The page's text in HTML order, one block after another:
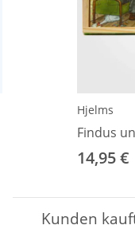
Hjelms
Findus
14,95 €
Kunden